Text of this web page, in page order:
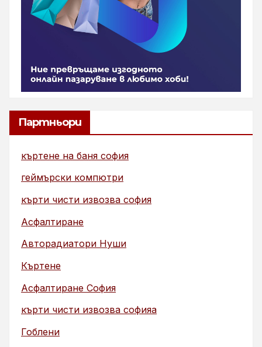
Партньори
къртене на баня софия
геймърски компютри
кърти чисти извозва софия
Асфалтиране
Авторадиатори Нуши
Къртене
Асфалтиране София
кърти чисти извозва софияа
Гоблени